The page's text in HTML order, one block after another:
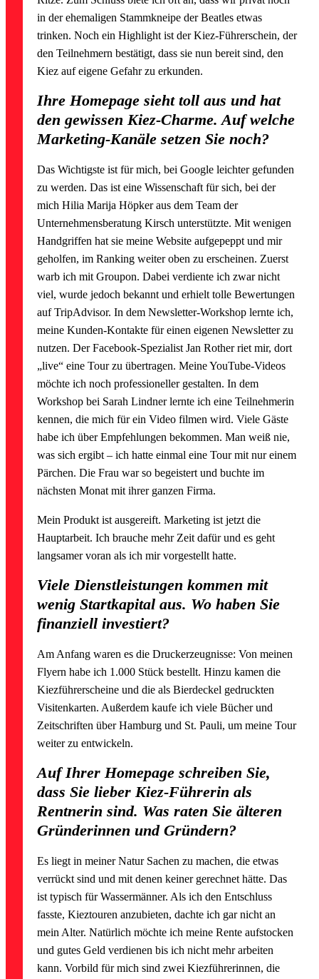
in der ehemaligen Stammkneipe der Beatles etwas
trinken. Noch ein Highlight ist der Kiez-Führerschein, der
den Teilnehmern bestätigt, dass sie nun bereit sind, den
Kiez auf eigene Gefahr zu erkunden.
Ihre Homepage sieht toll aus und hat
den gewissen Kiez-Charme. Auf welche
Marketing-Kanäle setzen Sie noch?
Das Wichtigste ist für mich, bei Google leichter gefunden
zu werden. Das ist eine Wissenschaft für sich, bei der
mich Hilia Marija Höpker aus dem Team der
Unternehmensberatung Kirsch unterstützte. Mit wenigen
Handgriffen hat sie meine Website aufgepeppt und mir
geholfen, im Ranking weiter oben zu erscheinen. Zuerst
warb ich mit Groupon. Dabei verdiente ich zwar nicht
viel, wurde jedoch bekannt und erhielt tolle Bewertungen
auf TripAdvisor. In dem Newsletter-Workshop lernte ich,
meine Kunden-Kontakte für einen eigenen Newsletter zu
nutzen. Der Facebook-Spezialist Jan Rother riet mir, dort
„live“ eine Tour zu übertragen. Meine YouTube-Videos
möchte ich noch professioneller gestalten. In dem
Workshop bei Sarah Lindner lernte ich eine Teilnehmerin
kennen, die mich für ein Video filmen wird. Viele Gäste
habe ich über Empfehlungen bekommen. Man weiß nie,
was sich ergibt – ich hatte einmal eine Tour mit nur einem
Pärchen. Die Frau war so begeistert und buchte im
nächsten Monat mit ihrer ganzen Firma.
Mein Produkt ist ausgereift. Marketing ist jetzt die
Hauptarbeit. Ich brauche mehr Zeit dafür und es geht
langsamer voran als ich mir vorgestellt hatte.
Viele Dienstleistungen kommen mit
wenig Startkapital aus. Wo haben Sie
finanziell investiert?
Am Anfang waren es die Druckerzeugnisse: Von meinen
Flyern habe ich 1.000 Stück bestellt. Hinzu kamen die
Kiezführerscheine und die als Bierdeckel gedruckten
Visitenkarten. Außerdem kaufe ich viele Bücher und
Zeitschriften über Hamburg und St. Pauli, um meine Tour
weiter zu entwickeln.
Auf Ihrer Homepage schreiben Sie,
dass Sie lieber Kiez-Führerin als
Rentnerin sind. Was raten Sie älteren
Gründerinnen und Gründern?
Es liegt in meiner Natur Sachen zu machen, die etwas
verrückt sind und mit denen keiner gerechnet hätte. Das
ist typisch für Wassermänner. Als ich den Entschluss
fasste, Kieztouren anzubieten, dachte ich gar nicht an
mein Alter. Natürlich möchte ich meine Rente aufstocken
und gutes Geld verdienen bis ich nicht mehr arbeiten
kann. Vorbild für mich sind zwei Kiezführerinnen, die